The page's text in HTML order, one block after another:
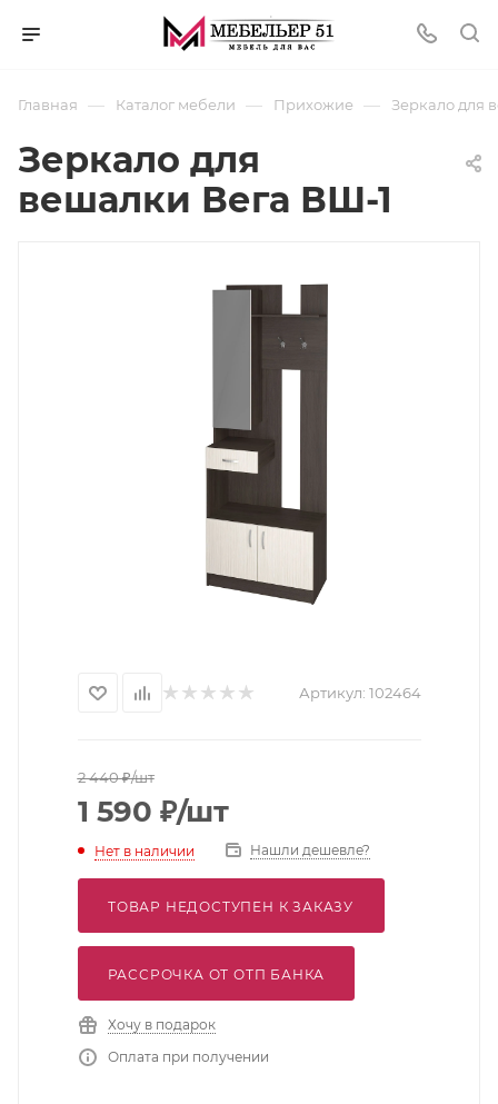
Главная — Каталог мебели — Прихожие — Зеркало для
Зеркало для
вешалки Вега ВШ-1
Артикул: 102464
2 440₽/шт
1 590 ₽/шт
Нет в наличии Нашли дешевле?
ТОВАР НЕДОСТУПЕН К ЗАКАЗУ
РАССРОЧКА ОТ ОТП БАНКА
Хочу в подарок
Оплата при получении